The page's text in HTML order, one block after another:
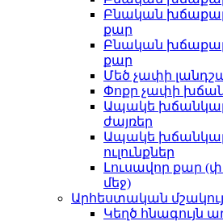
Բնական
քար
Բնական
քար
Մեծ չափի
Փոքր չափի
Ապակե
ժայռեր
Ապակե
ուլունքներ
Լուսավոր քար
մեջ)
Արհեստական
Կեղծ հնագույն